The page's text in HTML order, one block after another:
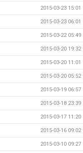
2015-03-23 15:01
2015-03-23 06:01
2015-03-22 05:49
2015-03-20 19:32
2015-03-20 11:01
2015-03-20 05:52
2015-03-19 06:57
2015-03-18 23:39
2015-03-17 11:20
2015-03-16 09:02
2015-03-10 09:27